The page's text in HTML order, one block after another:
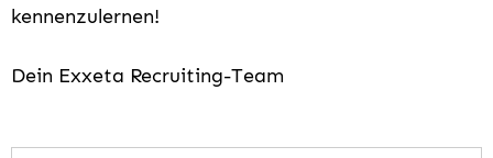
kennenzulernen!
Dein Exxeta Recruiting-Team